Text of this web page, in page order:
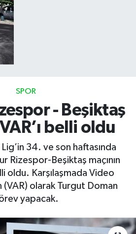
SPOR
- Beşiktaş
belli oldu
34. ve son haftasında
Rizespor-Beşiktaş maçının
oldu. Karşılaşmada Video
(VAR) olarak Turgut Doman
yapacak.